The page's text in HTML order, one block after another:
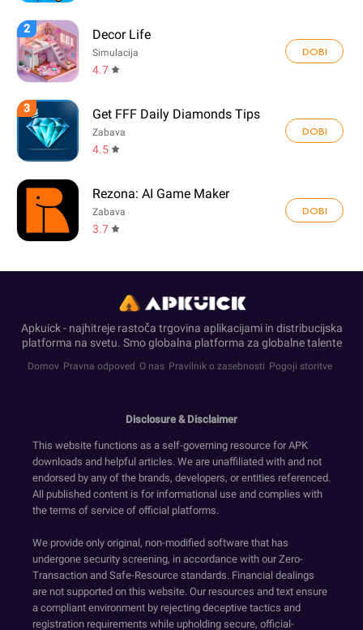
2 Decor Life
Simulacija
4.7
DOBI
3 Get FFF Daily Diamonds Tips
Zabava
4.5
DOBI
Rezona: AI Game Maker
Zabava
3.7
DOBI
Apkuick - najhitreje rastoča trgovina aplikacijami in distribucijska
platforma na svetu. Smo globalna platforma za globalne talente
Domov Pravna odpoved O nas Pravilnik o zasebnosti Pogoji storitve
Disclosure & Disclaimer
This website functions as a self-governing resource for APK
downloads and helpful articles. We are unaffiliated with and not
endorsed by any of the brands, developers, or entities referenced.
All published content is for informational use and complies with
the terms of service of official platforms.
We provide only original, non-modified software that has
undergone security screening, in accordance with our Zero-
Transaction and Safe-Resource standards. Financial dealings
are not supported on this website. Our resources and text ensure
a compliant environment by rejecting deceptive tactics and
registration requirements while upholding secure, official-